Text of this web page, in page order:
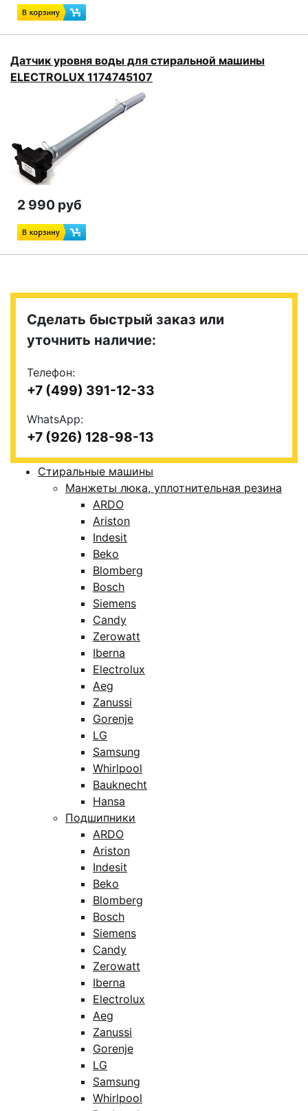
Датчик уровня воды для стиральной машины
ELECTROLUX 1174745107
2 990 руб
Сделать быстрый заказ или
уточнить наличие:
Телефон:
+7 (499) 391-12-33
WhatsApp:
+7 (926) 128-98-13
Стиральные машины
Манжеты люка, уплотнительная резина
ARDO
Ariston
Indesit
Beko
Blomberg
Bosch
Siemens
Candy
Zerowatt
Iberna
Electrolux
Aeg
Zanussi
Gorenje
LG
Samsung
Whirlpool
Bauknecht
Hansa
Подшипники
ARDO
Ariston
Indesit
Beko
Blomberg
Bosch
Siemens
Candy
Zerowatt
Iberna
Electrolux
Aeg
Zanussi
Gorenje
LG
Samsung
Whirlpool